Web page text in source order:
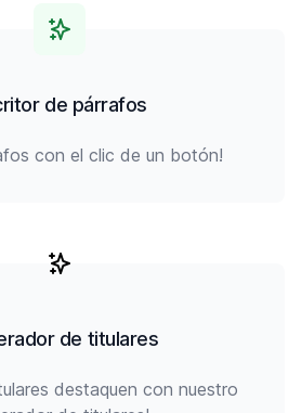
de párrafos
con el clic de un botón!
de titulares
destaquen con nuestro